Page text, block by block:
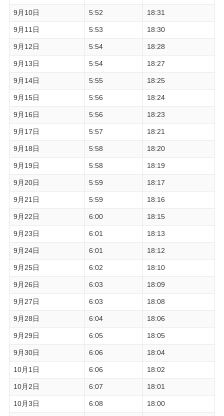
9月10日 5:52 18:31
9月11日 5:53 18:30
9月12日 5:54 18:28
9月13日 5:54 18:27
9月14日 5:55 18:25
9月15日 5:56 18:24
9月16日 5:56 18:23
9月17日 5:57 18:21
9月18日 5:58 18:20
9月19日 5:58 18:19
9月20日 5:59 18:17
9月21日 5:59 18:16
9月22日 6:00 18:15
9月23日 6:01 18:13
9月24日 6:01 18:12
9月25日 6:02 18:10
9月26日 6:03 18:09
9月27日 6:03 18:08
9月28日 6:04 18:06
9月29日 6:05 18:05
9月30日 6:06 18:04
10月1日 6:06 18:02
10月2日 6:07 18:01
10月3日 6:08 18:00